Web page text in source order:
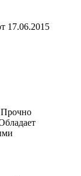
17.06.2015
Прочно